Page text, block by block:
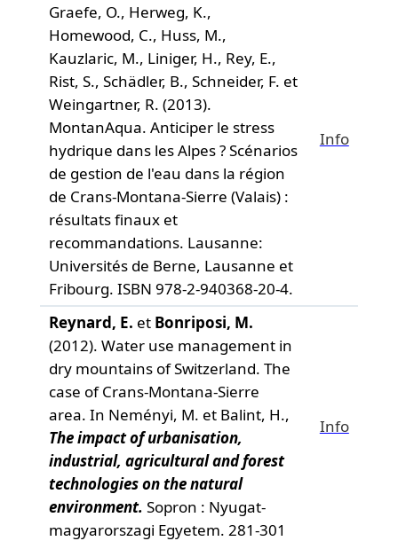
Graefe, O., Herweg, K.,
Homewood, C., Huss, M.,
Kauzlaric, M., Liniger, H., Rey, E.,
Rist, S., Schädler, B., Schneider, F. et
Weingartner, R. (2013).
MontanAqua. Anticiper le stress
hydrique dans les Alpes ? Scénarios
de gestion de l'eau dans la région
de Crans-Montana-Sierre (Valais) :
résultats finaux et
recommandations. Lausanne:
Universités de Berne, Lausanne et
Fribourg. ISBN 978-2-940368-20-4.
Info
Reynard, E. et Bonriposi, M.
(2012). Water use management in
dry mountains of Switzerland. The
case of Crans-Montana-Sierre
area. In Neményi, M. et Balint, H.,
The impact of urbanisation,
industrial, agricultural and forest
technologies on the natural
environment. Sopron : Nyugat-
magyarorszagi Egyetem. 281-301
Info